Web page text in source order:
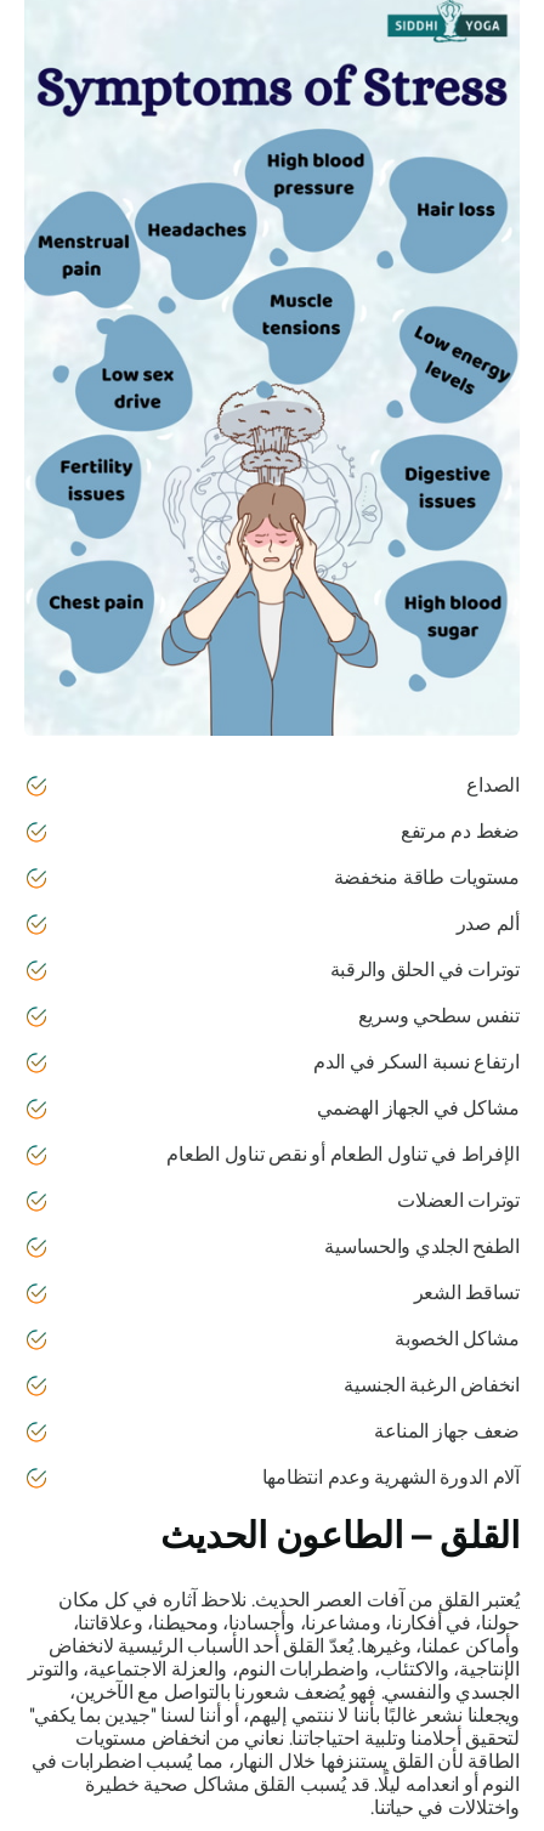
الصداع
ضغط دم مرتفع
مستويات طاقة منخفضة
ألم صدر
توترات في الحلق والرقبة
تنفس سطحي وسريع
ارتفاع نسبة السكر في الدم
مشاكل في الجهاز الهضمي
الإفراط في تناول الطعام أو نقص تناول الطعام
توترات العضلات
الطفح الجلدي والحساسية
تساقط الشعر
مشاكل الخصوبة
انخفاض الرغبة الجنسية
ضعف جهاز المناعة
آلام الدورة الشهرية وعدم انتظامها
القلق – الطاعون الحديث
يُعتبر القلق من آفات العصر الحديث. نلاحظ آثاره في كل مكان
حولنا، في أفكارنا، ومشاعرنا، وأجسادنا، ومحيطنا، وعلاقاتنا،
وأماكن عملنا، وغيرها. يُعدّ القلق أحد الأسباب الرئيسية لانخفاض
الإنتاجية، والاكتئاب، واضطرابات النوم، والعزلة الاجتماعية، والتوتر
الجسدي والنفسي. فهو يُضعف شعورنا بالتواصل مع الآخرين،
ويجعلنا نشعر غالبًا بأننا لا ننتمي إليهم، أو أننا لسنا "جيدين بما يكفي"
لتحقيق أحلامنا وتلبية احتياجاتنا. نعاني من انخفاض مستويات
الطاقة لأن القلق يستنزفها خلال النهار، مما يُسبب اضطرابات في
النوم أو انعدامه ليلًا. قد يُسبب القلق مشاكل صحية خطيرة
واختلالات في حياتنا.